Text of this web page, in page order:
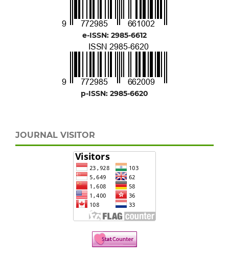
e-ISSN: 2985-6612
p-ISSN: 2985-6620
JOURNAL VISITOR